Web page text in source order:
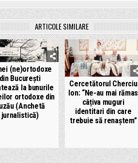
ARTICOLE SIMILARE
(ne)ortodoxe
din București
la bunurile
ortodoxe din
(Anchetă
jurnalistică)
Cercetătorul Cherciu
Ion: “Ne-au mai rămas
câțiva muguri
identitari din care
trebuie să renaștem”